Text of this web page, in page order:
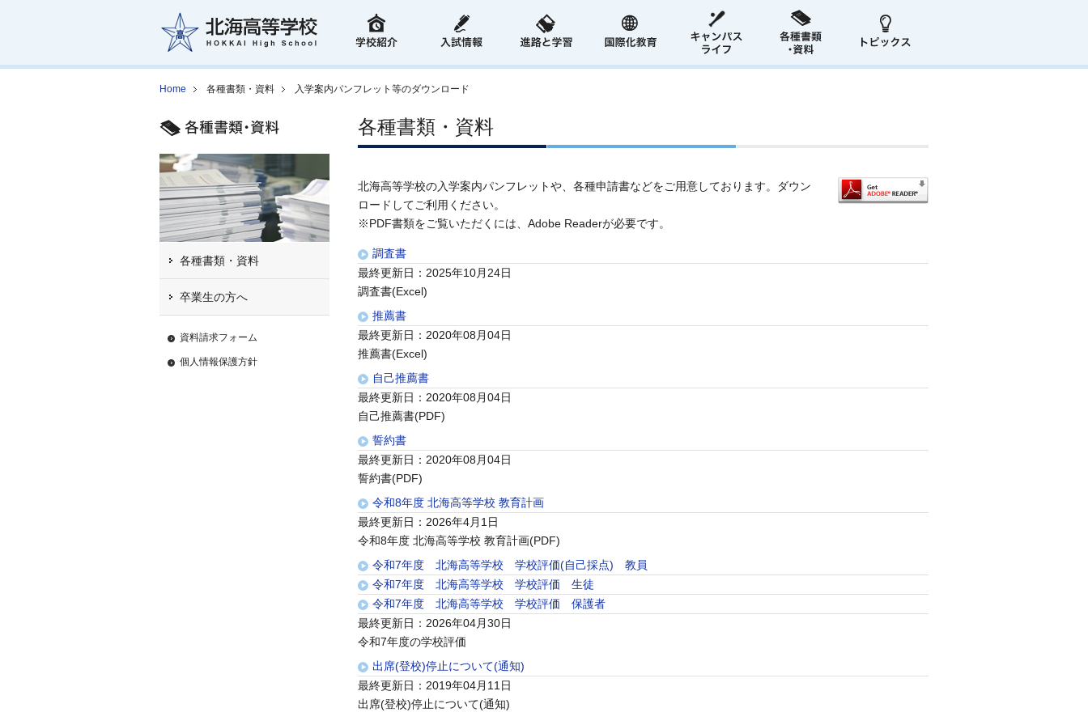
Home 各種書類・資料 入学案内パンフレット等のダウンロード
各種書類・資料
北海高等学校の入学案内パンフレットや、各種申請書などをご用意しております。ダウン
ロードしてご利用ください。
※PDF書類をご覧いただくには、Adobe Readerが必要です。
調査書
最終更新日：2025年10月24日
調査書(Excel)
推薦書
最終更新日：2020年08月04日
推薦書(Excel)
自己推薦書
最終更新日：2020年08月04日
自己推薦書(PDF)
誓約書
最終更新日：2020年08月04日
誓約書(PDF)
令和8年度 北海高等学校 教育計画
最終更新日：2026年4月1日
令和8年度 北海高等学校 教育計画(PDF)
令和7年度 北海高等学校 学校評価(自己採点) 教員
令和7年度 北海高等学校 学校評価 生徒
令和7年度 北海高等学校 学校評価 保護者
最終更新日：2026年04月30日
令和7年度の学校評価
出席(登校)停止について(通知)
最終更新日：2019年04月11日
出席(登校)停止について(通知)
各種書類・資料
卒業生の方へ
資料請求フォーム
個人情報保護方針